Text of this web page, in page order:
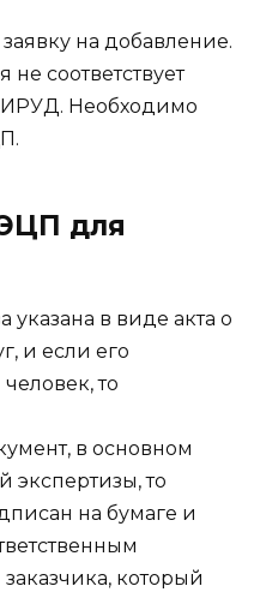
на добавление.
не соответствует
ИРУД. Необходимо
для
указана в виде акта о
и если его
то
в основном
то
на бумаге и
который